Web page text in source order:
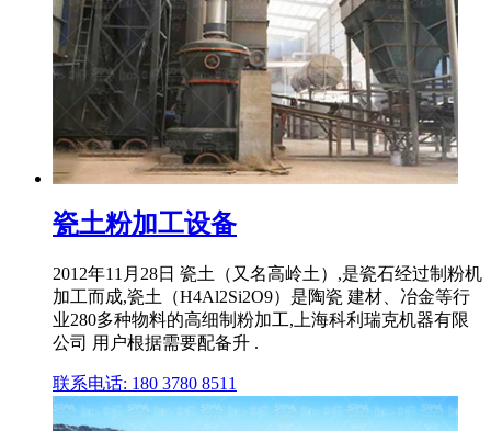
瓷土粉加工设备
2012年11月28日 瓷土（又名高岭土）,是瓷石经过制粉机
加工而成,瓷土（H4Al2Si2O9）是陶瓷 建材、冶金等行
业280多种物料的高细制粉加工,上海科利瑞克机器有限
公司 用户根据需要配备升 .
联系电话: 180 3780 8511